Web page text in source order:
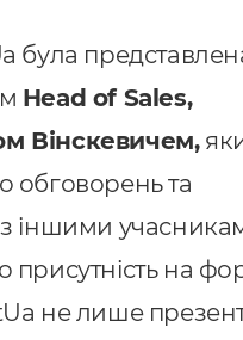
CRM
була
Head of Sales,
Вінскевичем,
обговорень та
з іншими
присутність на
не лише